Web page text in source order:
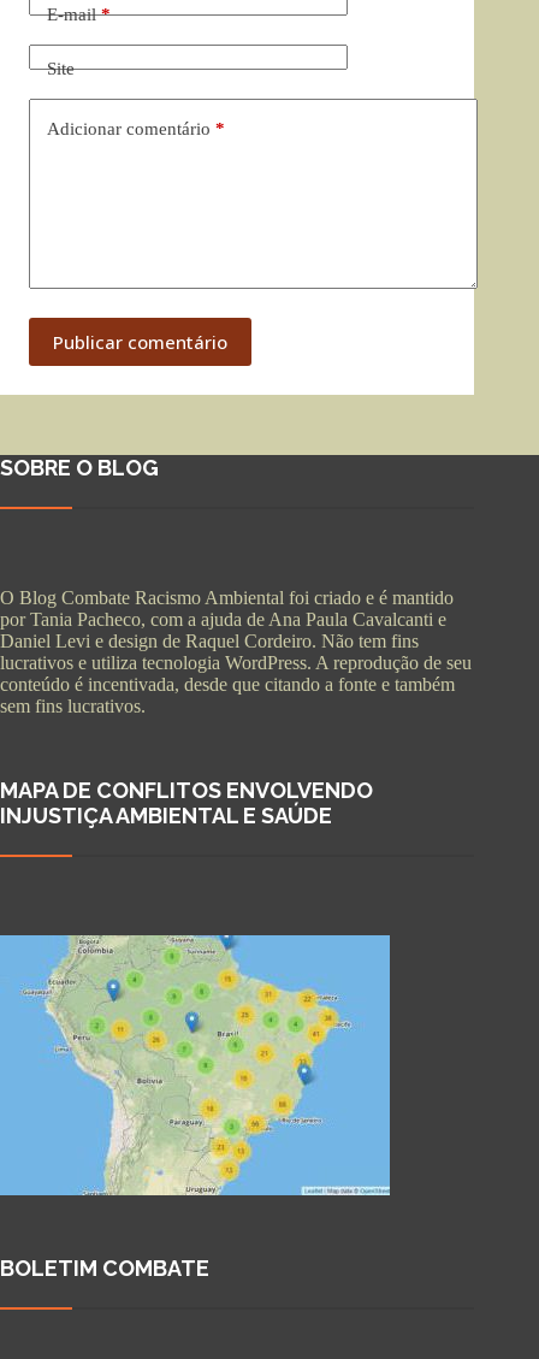
E-mail*
Site
Adicionar comentário *
Publicar comentário
SOBRE O BLOG
O Blog Combate Racismo Ambiental foi criado e é mantido
por Tania Pacheco, com a ajuda de Ana Paula Cavalcanti e
Daniel Levi e design de Raquel Cordeiro. Não tem fins
lucrativos e utiliza tecnologia WordPress. A reprodução de seu
conteúdo é incentivada, desde que citando a fonte e também
sem fins lucrativos.
MAPA DE CONFLITOS ENVOLVENDO
INJUSTIÇA AMBIENTAL E SAÚDE
BOLETIM COMBATE